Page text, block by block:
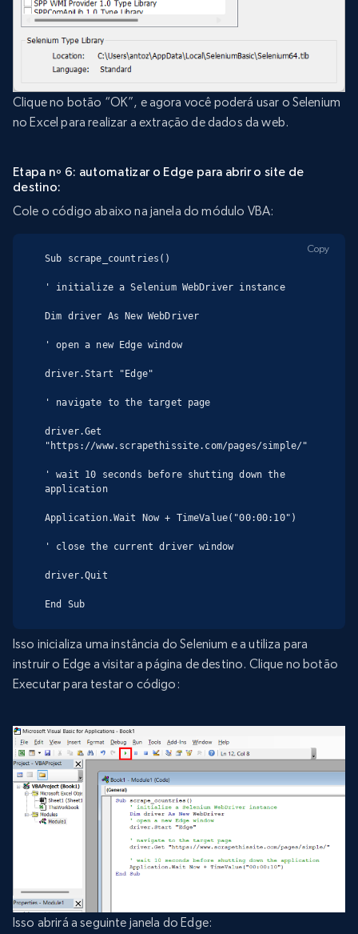
Clique no botão “OK”, e agora você poderá usar o Selenium
no Excel para realizar a extração de dados da web.
Etapa nº 6: automatizar o Edge para abrir o site de
destino:
Cole o código abaixo na janela do módulo VBA:
Sub scrape_countries()
' initialize a Selenium WebDriver instance
Dim driver As New WebDriver
' open a new Edge window
driver.Start "Edge"
' navigate to the target page
driver.Get
"https://www.scrapethissite.com/pages/simple/"
' wait 10 seconds before shutting down the
application
Application.Wait Now + TimeValue("00:00:10")
' close the current driver window
driver.Quit
End Sub
Copy
Isso inicializa uma instância do Selenium e a utiliza para
instruir o Edge a visitar a página de destino. Clique no botão
Executar para testar o código:
Isso abrirá a seguinte janela do Edge: